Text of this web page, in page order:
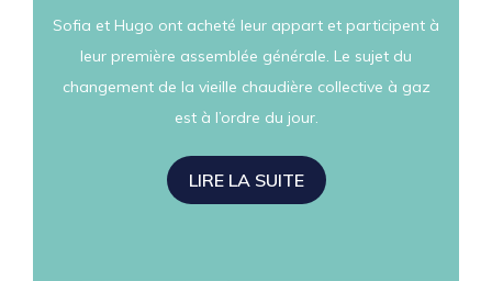
Sofia et Hugo ont acheté leur appart et participent à
leur première assemblée générale. Le sujet du
changement de la vieille chaudière collective à gaz
est à l’ordre du jour.
LIRE LA SUITE